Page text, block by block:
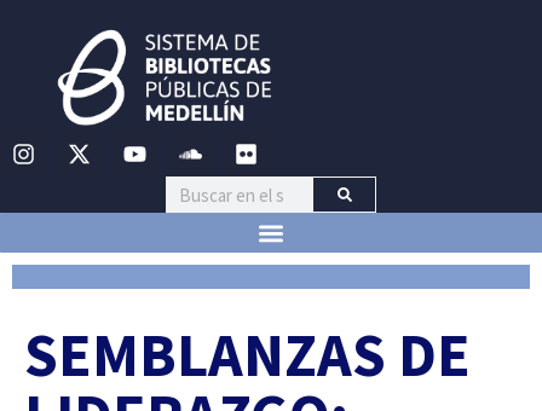
SEMBLANZAS DE